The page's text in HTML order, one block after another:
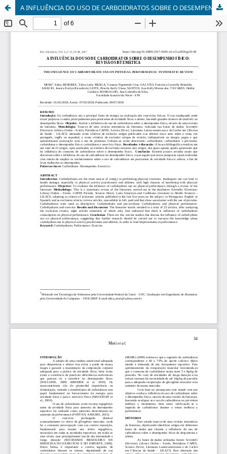
A INFLUÊNCIA DO USO DE CARBOIDRATOS SOBRE O DESEMPENHO FÍSICO: REVISÃO SISTEMÁTICA